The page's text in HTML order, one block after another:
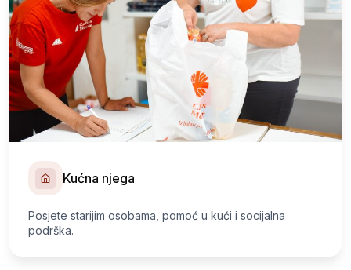
Kućna njega
Posjete starijim osobama, pomoć u kući i socijalna
podrška.